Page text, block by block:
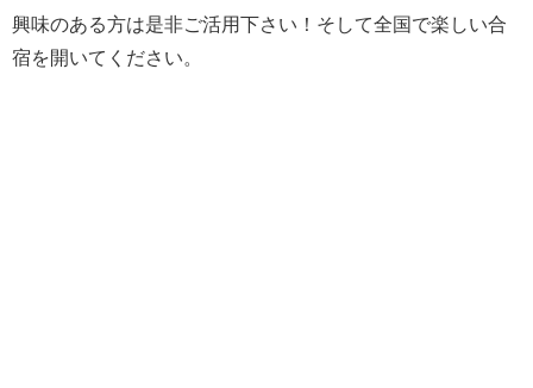
興味のある方は是非ご活用下さい！そして全国で楽しい合
宿を開いてください。